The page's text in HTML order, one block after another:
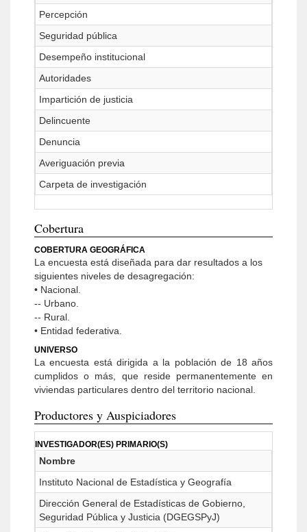
Percepción
Seguridad pública
Desempeño institucional
Autoridades
Impartición de justicia
Delincuente
Denuncia
Averiguación previa
Carpeta de investigación
Cobertura
COBERTURA GEOGRÁFICA
La encuesta está diseñada para dar resultados a los
siguientes niveles de desagregación:
• Nacional.
-- Urbano.
-- Rural.
• Entidad federativa.
UNIVERSO
La encuesta está dirigida a la población de 18 años
cumplidos o más, que reside permanentemente en
viviendas particulares dentro del territorio nacional.
Productores y Auspiciadores
INVESTIGADOR(ES) PRIMARIO(S)
Nombre
Instituto Nacional de Estadística y Geografía
Dirección General de Estadísticas de Gobierno,
Seguridad Pública y Justicia (DGEGSPyJ)